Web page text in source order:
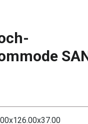
Bewertung von 1 von 5
Maße